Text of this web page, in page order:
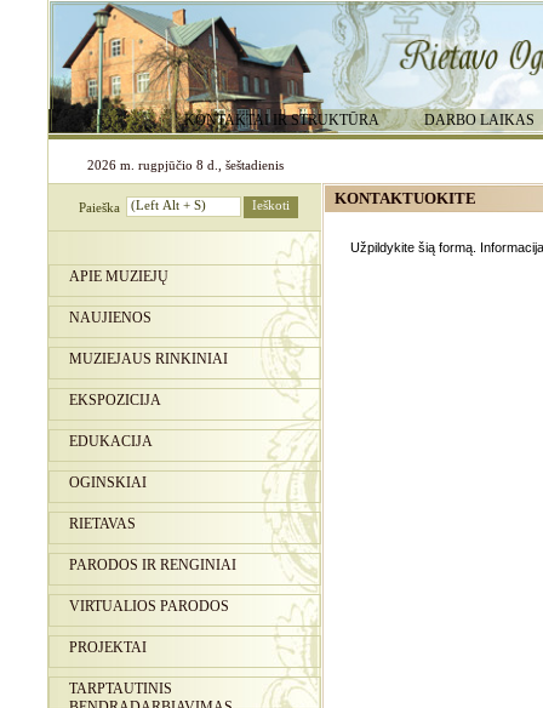
KONTAKTAI IR STRUKTŪRA DARBO LAIKAS
2026 m. rugpjūčio 8 d., šeštadienis
Paieška
APIE MUZIEJŲ
NAUJIENOS
MUZIEJAUS RINKINIAI
EKSPOZICIJA
EDUKACIJA
OGINSKIAI
RIETAVAS
PARODOS IR RENGINIAI
VIRTUALIOS PARODOS
PROJEKTAI
TARPTAUTINIS
KONTAKTUOKITE
Užpildykite šią formą.